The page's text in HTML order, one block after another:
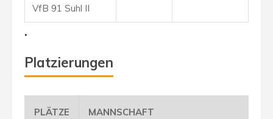
VfB 91 Suhl II
.
Platzierungen
PLÄTZE MANNSCHAFT